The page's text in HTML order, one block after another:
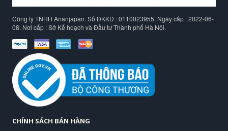
Công ty TNHH Ananjapan. Số ĐKKD : 0110023955. Ngày cấp : 2022-06-
08. Nơi cấp : Sở Kế hoạch và Đầu tư Thành phố Hà Nội.
CHÍNH SÁCH BÁN HÀNG